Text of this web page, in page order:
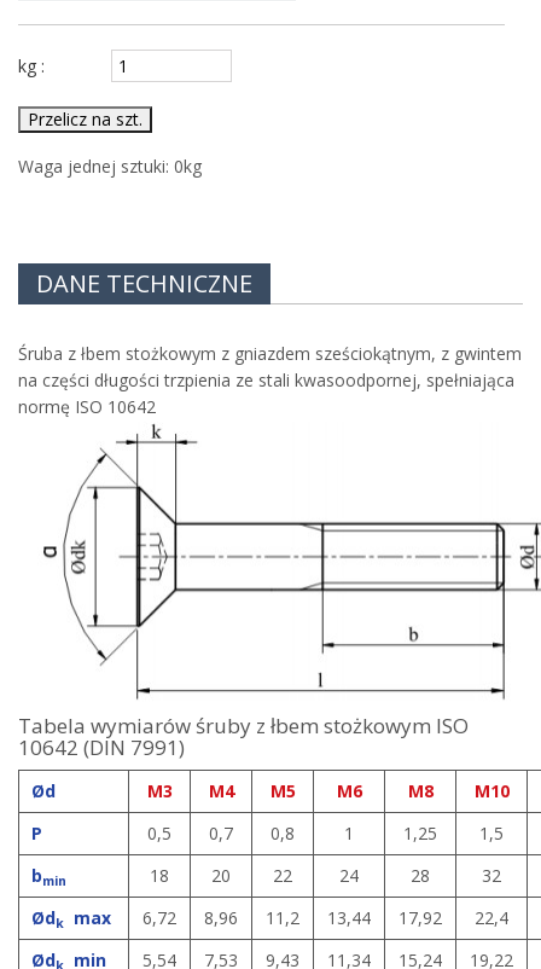
kg :
Przelicz na szt.
Waga jednej sztuki: 0kg
DANE TECHNICZNE
Śruba z łbem stożkowym z gniazdem sześciokątnym, z gwintem
na części długości trzpienia ze stali kwasoodpornej, spełniająca
normę ISO 10642
Tabela wymiarów śruby z łbem stożkowym ISO
10642 (DIN 7991)
Ød M3 M4 M5 M6 M8
M10
P
0,5 0,7 0,8 1 1,25
1,5
bmin 18 20 22 24 28
32
Ødk max 6,72 8,96 11,2 13,44 17,92
22,4
Ødk min 5,54 7,53 9,43 11,34 15,24
19,22